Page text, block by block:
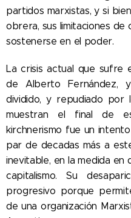
partidos marxistas, y si
obrera, sus limitaciones de
sostenerse en el poder.
La crisis actual que sufre
de Alberto Fernández,
dividido, y repudiado por
muestran el final de
kirchnerismo fue un
par de decadas más a
inevitable, en la medida en
capitalismo. Su
progresivo porque
de una organización